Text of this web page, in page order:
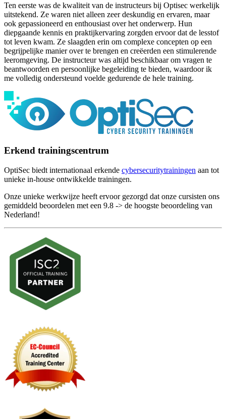
Ten eerste was de kwaliteit van de instructeurs bij Optisec werkelijk
uitstekend. Ze waren niet alleen zeer deskundig en ervaren, maar
ook gepassioneerd en enthousiast over het onderwerp. Hun
diepgaande kennis en praktijkervaring zorgden ervoor dat de lesstof
tot leven kwam. Ze slaagden erin om complexe concepten op een
begrijpelijke manier over te brengen en creëerden een stimulerende
leeromgeving. De instructeur was altijd beschikbaar om vragen te
beantwoorden en persoonlijke begeleiding te bieden, waardoor ik
me volledig ondersteund voelde gedurende de hele training.
Erkend trainingscentrum
OptiSec biedt internationaal erkende cybersecuritytrainingen aan tot
unieke in-house ontwikkelde trainingen.
Onze unieke werkwijze heeft ervoor gezorgd dat onze cursisten ons
gemiddeld beoordelen met een 9.8 -> de hoogste beoordeling van
Nederland!